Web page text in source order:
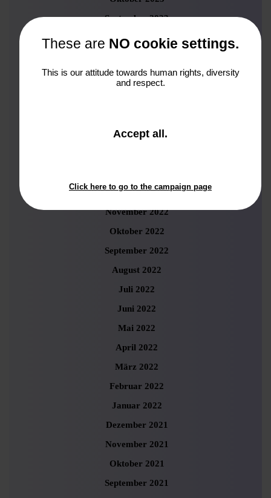
September 2023
August 2023
Juni 2023
März 2023
Dezember 2022
November 2022
Oktober 2022
September 2022
August 2022
Juli 2022
Juni 2022
Mai 2022
April 2022
März 2022
Februar 2022
Januar 2022
Dezember 2021
November 2021
Oktober 2021
September 2021
These are NO cookie settings.
This is our attitude towards human rights, diversity
and respect.
Accept all and
.
Click here to go to the campaign page